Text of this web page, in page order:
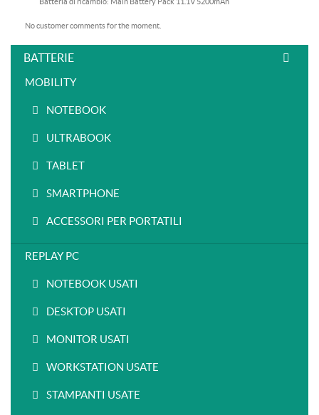
No customer comments for the moment.
BATTERIE
MOBILITY
NOTEBOOK
ULTRABOOK
TABLET
SMARTPHONE
ACCESSORI PER PORTATILI
REPLAY PC
NOTEBOOK USATI
DESKTOP USATI
MONITOR USATI
WORKSTATION USATE
STAMPANTI USATE